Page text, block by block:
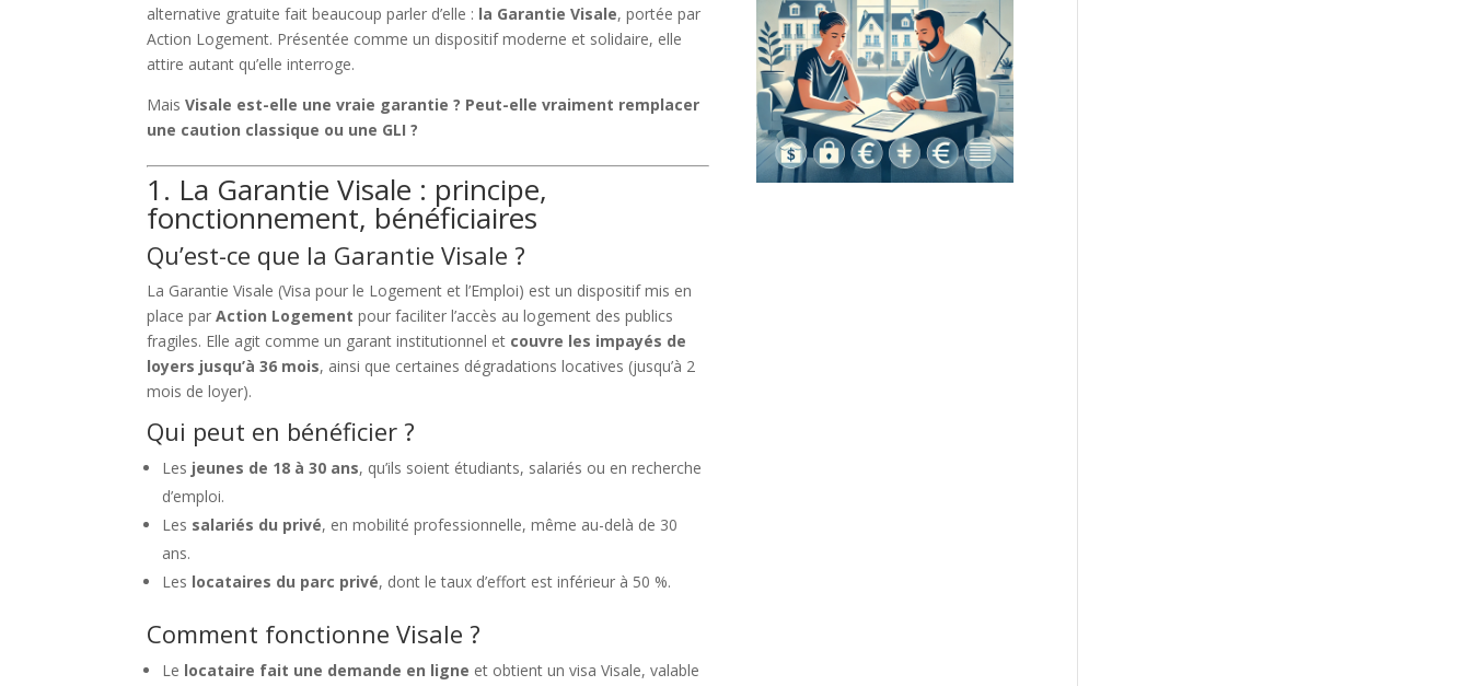
alternative gratuite fait beaucoup parler d’elle : la Garantie Visale, portée par
Action Logement. Présentée comme un dispositif moderne et solidaire, elle
attire autant qu’elle interroge.
MaisVisale est-elle une vraie garantie ? Peut-elle vraiment remplacer
une caution classique ou une GLI ?
1. La Garantie Visale : principe,
fonctionnement, bénéficiaires
Qu’est-ce que la Garantie Visale ?
La Garantie Visale (Visa pour le Logement et l’Emploi) est un dispositif mis en
place parAction Logement pour faciliter l’accès au logement des publics
fragiles. Elle agit comme un garant institutionnel et couvre les impayés de
loyers jusqu’à 36 mois, ainsi que certaines dégradations locatives (jusqu’à 2
mois de loyer).
Qui peut en bénéficier ?
Les jeunes de 18 à 30 ans, qu’ils soient étudiants, salariés ou en recherche
d’emploi.
Les salariés du privé, en mobilité professionnelle, même au-delà de 30
ans.
Les locataires du parc privé, dont le taux d’effort est inférieur à 50 %.
Comment fonctionne Visale ?
Le locataire fait une demande en ligne et obtient un visa Visale, valable